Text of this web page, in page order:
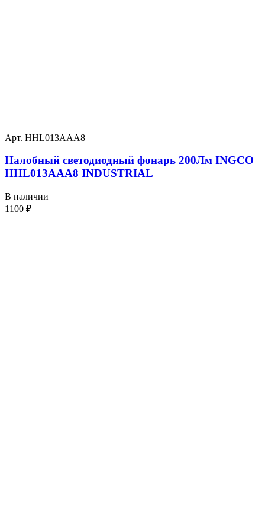
Арт. HHL013AAA8
Налобный светодиодный фонарь 200Лм INGCO
HHL013AAA8 INDUSTRIAL
В наличии
1100 ₽